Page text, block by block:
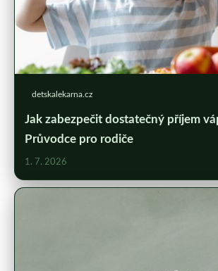
detskalekarna.cz
Jak zabezpečit dostatečný příjem
Průvodce pro rodiče
1. 7. 2026